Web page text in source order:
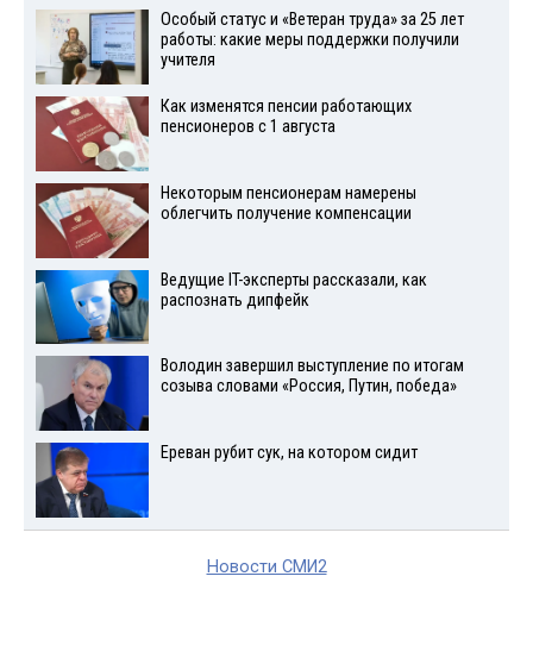
Особый статус и «Ветеран труда» за 25 лет
работы: какие меры поддержки получили
учителя
Как изменятся пенсии работающих
пенсионеров с 1 августа
Некоторым пенсионерам намерены
облегчить получение компенсации
Ведущие IT-эксперты рассказали, как
распознать дипфейк
Володин завершил выступление по итогам
созыва словами «Россия, Путин, победа»
Ереван рубит сук, на котором сидит
Новости СМИ2